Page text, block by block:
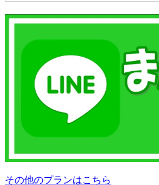
その他のプランはこちら